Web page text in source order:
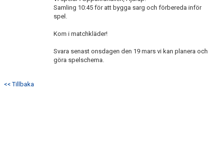
Samling 10:45 för att bygga sarg och förbereda inför
spel.
Kom i matchkläder!
Svara senast onsdagen den 19 mars vi kan planera och
göra spelschema.
<< Tillbaka